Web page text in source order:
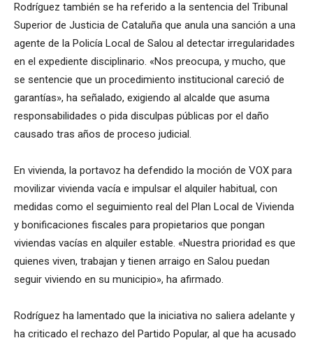
Rodríguez también se ha referido a la sentencia del Tribunal
Superior de Justicia de Cataluña que anula una sanción a una
agente de la Policía Local de Salou al detectar irregularidades
en el expediente disciplinario. «Nos preocupa, y mucho, que
se sentencie que un procedimiento institucional careció de
garantías», ha señalado, exigiendo al alcalde que asuma
responsabilidades o pida disculpas públicas por el daño
causado tras años de proceso judicial.
En vivienda, la portavoz ha defendido la moción de VOX para
movilizar vivienda vacía e impulsar el alquiler habitual, con
medidas como el seguimiento real del Plan Local de Vivienda
y bonificaciones fiscales para propietarios que pongan
viviendas vacías en alquiler estable. «Nuestra prioridad es que
quienes viven, trabajan y tienen arraigo en Salou puedan
seguir viviendo en su municipio», ha afirmado.
Rodríguez ha lamentado que la iniciativa no saliera adelante y
ha criticado el rechazo del Partido Popular, al que ha acusado